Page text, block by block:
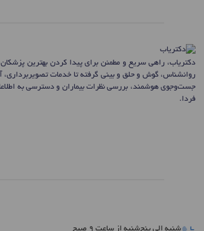
دکتریاب، راهی سریع و مطمئن برای پیدا کردن بهترین
روانشناس، گوش و حلق و بینی گرفته تا خدمات
جست‌وجوی هوشمند، بررسی نظرات بیماران و دسترسی به
فردا.
شنبه الی پنج‌شنبه از ساعت 9 صبح